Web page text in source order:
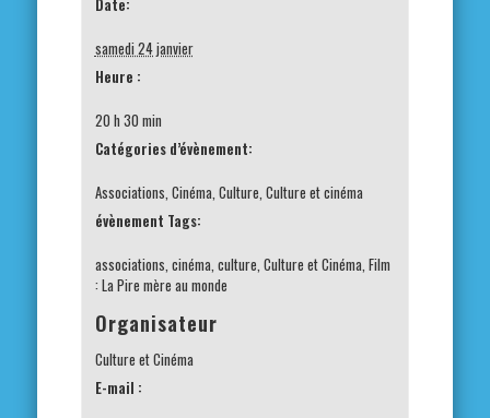
samedi 24 janvier
Heure :
20 h 30 min
Catégories d’évènement:
Associations Cinéma Culture Culture et cinéma
évènement Tags:
associations cinéma culture Culture et Cinéma Film
: La Pire mère au monde
Organisateur
Culture et Cinéma
E-mail :